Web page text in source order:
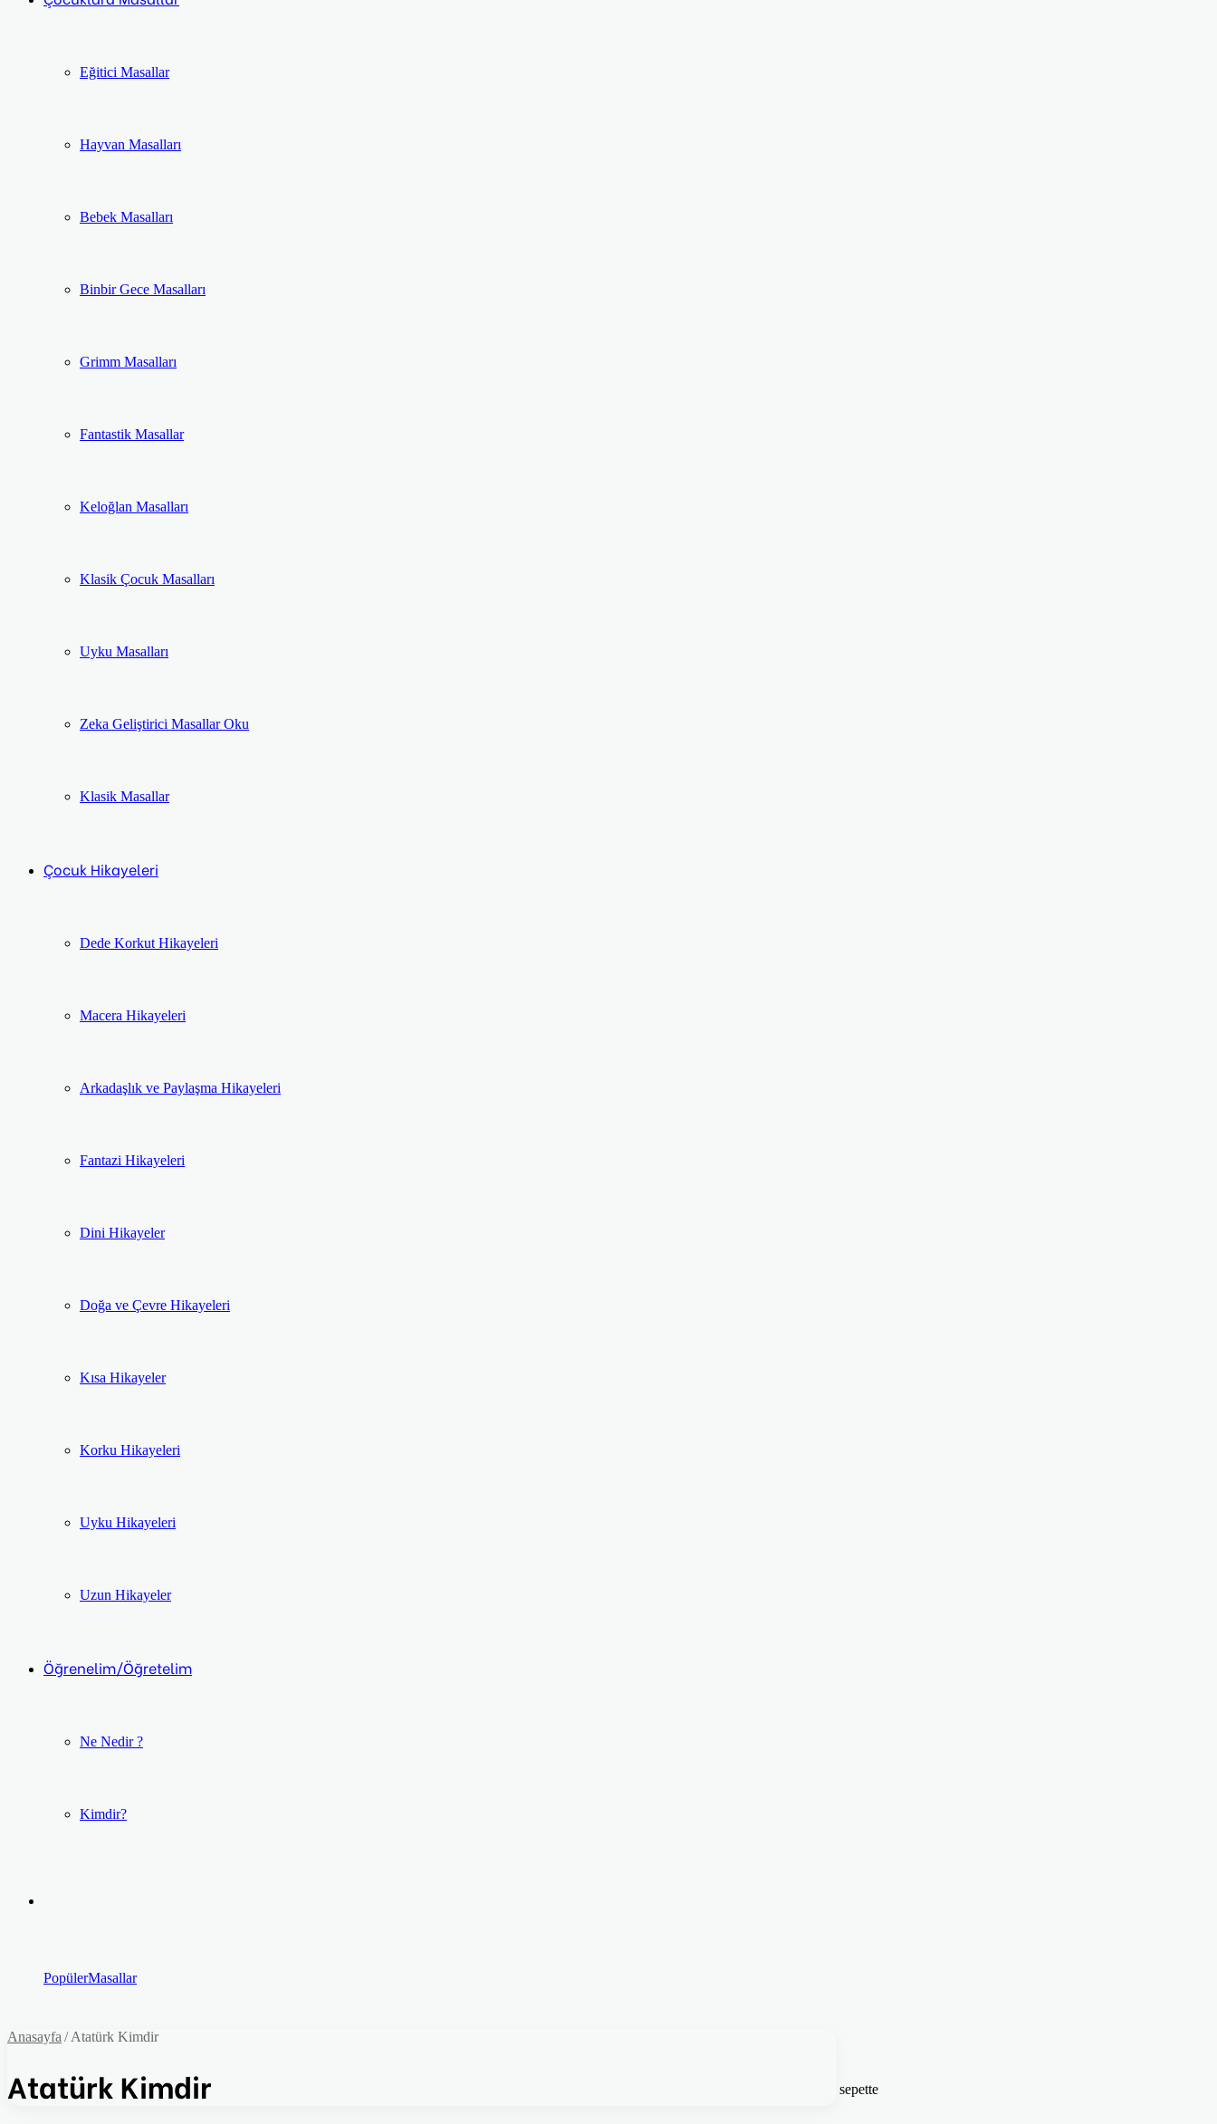
Eğitici Masallar
Hayvan Masalları
Bebek Masalları
Binbir Gece Masalları
Grimm Masalları
Fantastik Masallar
Keloğlan Masalları
Klasik Çocuk Masalları
Uyku Masalları
Zeka Geliştirici Masallar Oku
Klasik Masallar
Çocuk Hikayeleri
Dede Korkut Hikayeleri
Macera Hikayeleri
Arkadaşlık ve Paylaşma Hikayeleri
Fantazi Hikayeleri
Dini Hikayeler
Doğa ve Çevre Hikayeleri
Kısa Hikayeler
Korku Hikayeleri
Uyku Hikayeleri
Uzun Hikayeler
Öğrenelim/Öğretelim
Ne Nedir ?
Kimdir?
PopülerMasallar
Anasayfa / Atatürk Kimdir
Atatürk Kimdir sepette